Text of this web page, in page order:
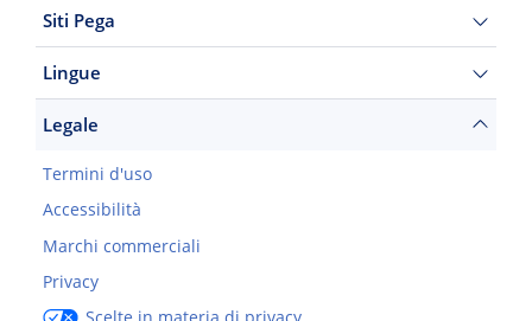
Siti Pega
Lingue
Legale
Termini d'uso
Accessibilità
Marchi commerciali
Privacy